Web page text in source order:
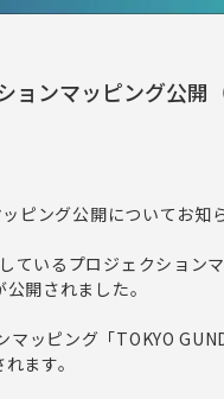
ョンマッピング公開
ピング公開についてお知ら
いるプロジェクションマ
開されました。
ッピング「TOKYO
ます。